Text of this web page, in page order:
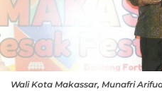
Wali Kota Makassar, Munafri